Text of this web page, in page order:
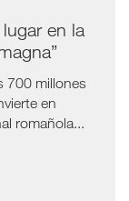
en la
700 millones
en
romañola...